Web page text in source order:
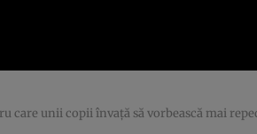
care unii copii învață să vorbească mai